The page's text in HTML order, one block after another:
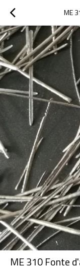
ME
ME 310 Fonte